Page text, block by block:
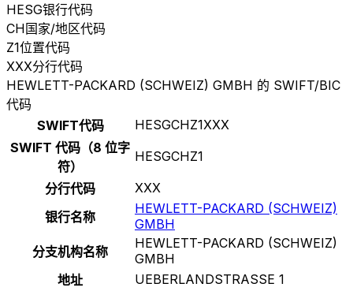
HESG银行代码
CH国家/地区代码
Z1位置代码
XXX分行代码
HEWLETT-PACKARD (SCHWEIZ) GMBH 的 SWIFT/BIC
代码
SWIFT代码
HESGCHZ1XXX
SWIFT 代码（8 位字
符）
HESGCHZ1
分行代码
XXX
银行名称
HEWLETT-PACKARD (SCHWEIZ)
GMBH
分支机构名称
HEWLETT-PACKARD (SCHWEIZ)
GMBH
地址
UEBERLANDSTRASSE 1